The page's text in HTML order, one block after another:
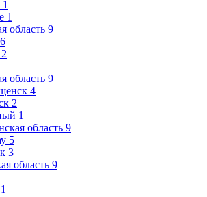
1
1
область 9
6
2
область 9
4
2
1
область 9
5
3
область 9
1